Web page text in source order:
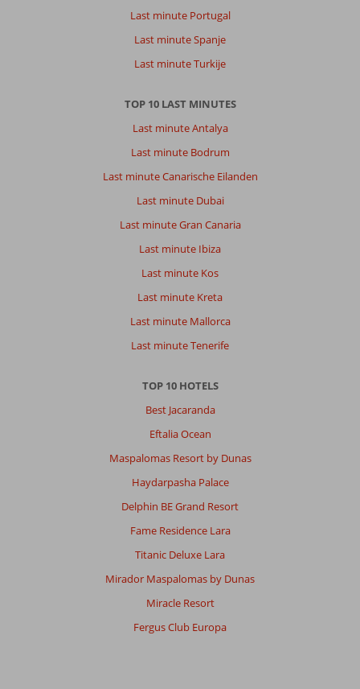
Last minute Portugal
Last minute Spanje
Last minute Turkije
TOP 10 LAST MINUTES
Last minute Antalya
Last minute Bodrum
Last minute Canarische Eilanden
Last minute Dubai
Last minute Gran Canaria
Last minute Ibiza
Last minute Kos
Last minute Kreta
Last minute Mallorca
Last minute Tenerife
TOP 10 HOTELS
Best Jacaranda
Eftalia Ocean
Maspalomas Resort by Dunas
Haydarpasha Palace
Delphin BE Grand Resort
Fame Residence Lara
Titanic Deluxe Lara
Mirador Maspalomas by Dunas
Miracle Resort
Fergus Club Europa